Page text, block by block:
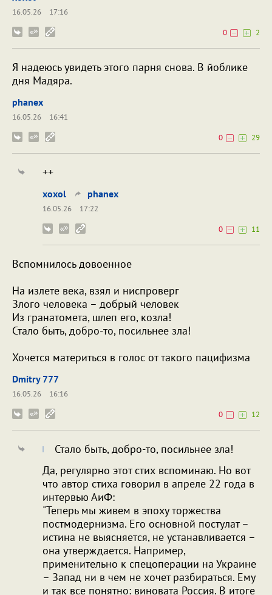
16.05.26
17:16
0
2
Я надеюсь увидеть этого парня снова. В йоблике
дня Мадяра.
phanex
16.05.26
16:41
0
29
++
xoxol phanex
16.05.26
17:22
0
11
Вспомнилось довоенное
На излете века, взял и ниспроверг
Злого человека – добрый человек
Из гранатомета, шлеп его, козла!
Стало быть, добро-то, посильнее зла!
Хочется материться в голос от такого пацифизма
Dmitry 777
16.05.26
16:16
0
12
Стало быть, добро-то, посильнее зла!
Да, регулярно этот стих вспоминаю. Но вот
что автор стиха говорил в апреле 22 года в
интервью АиФ:
"Теперь мы живем в эпоху торжества
постмодернизма. Его основной постулат –
истина не выясняется, не устанавливается –
она утверждается. Например,
применительно к спецоперации на Украине
– Запад ни в чем не хочет разбираться. Ему
и так все понятно: виновата Россия. В итоге